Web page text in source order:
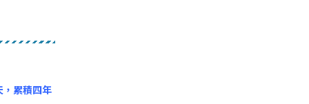
，累積四年